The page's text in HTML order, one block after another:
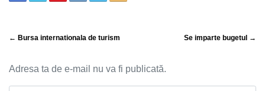
← Bursa internationala de turism Se imparte bugetul →
Adresa ta de e-mail nu va fi publicată.